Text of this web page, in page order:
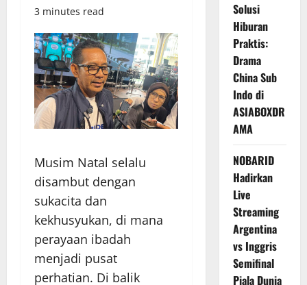
3 minutes read
Musim Natal selalu
disambut dengan
sukacita dan
kekhusyukan, di mana
perayaan ibadah
menjadi pusat
perhatian. Di balik
Solusi
Hiburan
Praktis:
Drama
China Sub
Indo di
ASIABOXDR
AMA
NOBARID
Hadirkan
Live
Streaming
Argentina
vs Inggris
Semifinal
Piala Dunia